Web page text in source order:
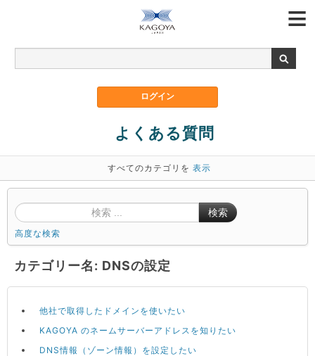
よくある質問
すべてのカテゴリを 表示
検索
高度な検索
カテゴリー名: DNSの設定
他社で取得したドメインを使いたい
KAGOYA のネームサーバーアドレスを知りたい
DNS情報（ゾーン情報）を設定したい